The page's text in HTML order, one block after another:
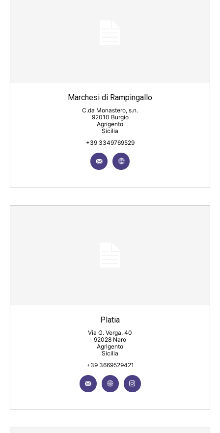
Marchesi di Rampingallo
C.da Monastero, s.n.
92010 Burgio
Agrigento
Sicilia
+39 3349769529
Platia
Via G. Verga, 40
92028 Naro
Agrigento
Sicilia
+39 3669529421